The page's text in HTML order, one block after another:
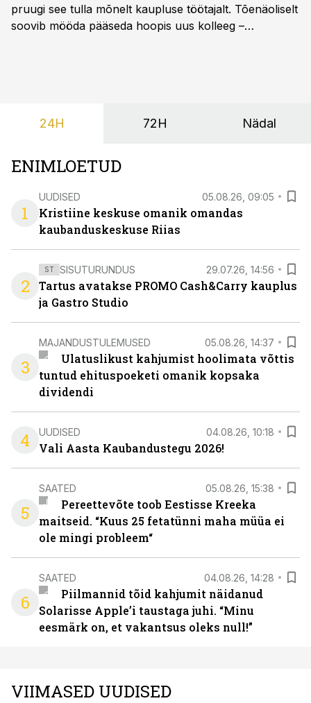
pruugi see tulla mõnelt kaupluse töötajalt. Tõenäoliselt
soovib mööda pääseda hoopis uus kolleeg –
24H 72H Nädal
ENIMLOETUD
1
UUDISED 05.08.26, 09:05
Kristiine keskuse omanik omandas
kaubanduskeskuse Riias
2
ST SISUTURUNDUS 29.07.26, 14:56
Tartus avatakse PROMO Cash&Carry kauplus
ja Gastro Studio
3
MAJANDUSTULEMUSED 05.08.26, 14:37
Ulatuslikust kahjumist hoolimata võttis
tuntud ehituspoeketi omanik kopsaka
dividendi
4 UUDISED 04.08.26, 10:18
Vali Aasta Kaubandustegu 2026!
5
SAATED 05.08.26, 15:38
Pereettevõte toob Eestisse Kreeka
maitseid. “Kuus 25 fetatünni maha müüa ei
ole mingi probleem“
6
SAATED 04.08.26, 14:28
Piilmannid tõid kahjumit näidanud
Solarisse Apple’i taustaga juhi. “Minu
eesmärk on, et vakantsus oleks null!”
VIIMASED UUDISED